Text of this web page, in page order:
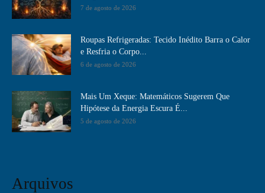
7 de agosto de 2026
Roupas Refrigeradas: Tecido Inédito Barra o Calor
e Resfria o Corpo...
6 de agosto de 2026
Mais Um Xeque: Matemáticos Sugerem Que
Hipótese da Energia Escura É...
5 de agosto de 2026
Arquivos